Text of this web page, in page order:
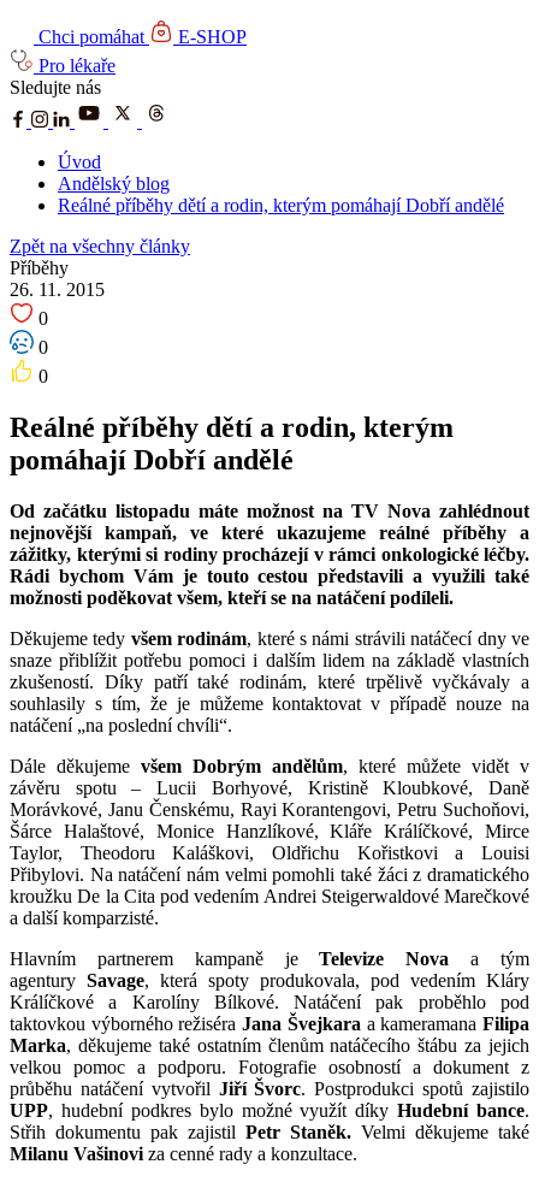
Chci pomáhat
E-SHOP
Pro lékaře
Sledujte nás
Úvod
Andělský blog
Reálné příběhy dětí a rodin, kterým pomáhají Dobří andělé
Zpět na všechny články
Příběhy
26. 11. 2015
0
0
0
Reálné příběhy dětí a rodin, kterým
pomáhají Dobří andělé
Od začátku listopadu máte možnost na TV Nova zahlédnout
nejnovější kampaň, ve které ukazujeme reálné příběhy a
zážitky, kterými si rodiny procházejí v rámci onkologické léčby.
Rádi bychom Vám je touto cestou představili a využili také
možnosti poděkovat všem, kteří se na natáčení podíleli.
Děkujeme tedy všem rodinám, které s námi strávili natáčecí dny ve
snaze přiblížit potřebu pomoci i dalším lidem na základě vlastních
zkušeností. Díky patří také rodinám, které trpělivě vyčkávaly a
souhlasily s tím, že je můžeme kontaktovat v případě nouze na
natáčení „na poslední chvíli“.
Dále děkujeme všem Dobrým andělům, které můžete vidět v
závěru spotu – Lucii Borhyové, Kristině Kloubkové, Daně
Morávkové, Janu Čenskému, Rayi Korantengovi, Petru Suchoňovi,
Šárce Halaštové, Monice Hanzlíkové, Kláře Králíčkové, Mirce
Taylor, Theodoru Kaláškovi, Oldřichu Kořistkovi a Louisi
Přibylovi. Na natáčení nám velmi pomohli také žáci z dramatického
kroužku De la Cita pod vedením Andrei Steigerwaldové Marečkové
a další komparzisté.
Hlavním partnerem kampaně jeTelevize Nova a tým
agentury Savage, která spoty produkovala, pod vedením Kláry
Králíčkové a Karolíny Bílkové. Natáčení pak proběhlo pod
taktovkou výborného režiséraJana Švejkara a kameramanaFilipa
Marka, děkujeme také ostatním členům natáčecího štábu za jejich
velkou pomoc a podporu. Fotografie osobností a dokument z
průběhu natáčení vytvořil Jiří Švorc. Postprodukci spotů zajistilo
UPP, hudební podkres bylo možné využít díkyHudební bance.
Střih dokumentu pak zajistil Petr Staněk. Velmi děkujeme také
Milanu Vašinovi za cenné rady a konzultace.